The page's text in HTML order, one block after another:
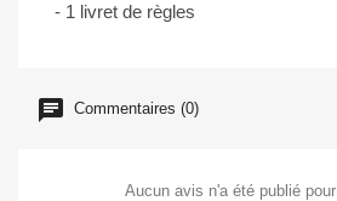
- 1 livret de règles
Commentaires (0)
Aucun avis n'a été publié